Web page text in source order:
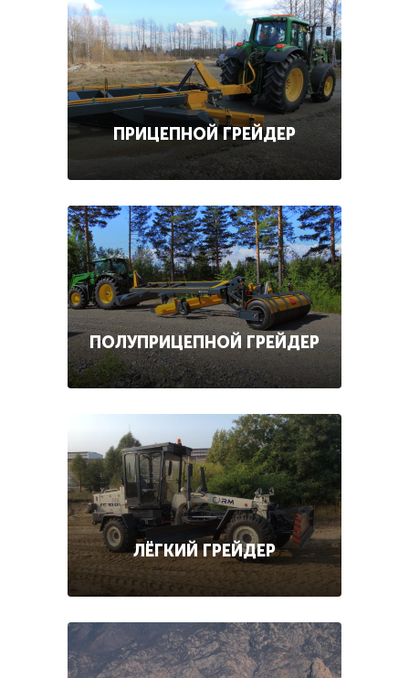
ПРИЦЕПНОЙ ГРЕЙДЕР
ПОЛУПРИЦЕПНОЙ ГРЕЙДЕР
ЛЁГКИЙ ГРЕЙДЕР